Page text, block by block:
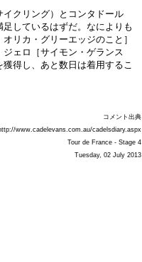
クリング）とコンタドール
しているはずだ。なによりも
リカ・グリーエッジのこと］
ェロ［サイモン・ゲランス
得し、あと数日は着用するこ
コメント出典
www.cadelevans.com.au/cadelsdiary.aspx
Tour de France - Stage 4
Tuesday, 02 July 2013